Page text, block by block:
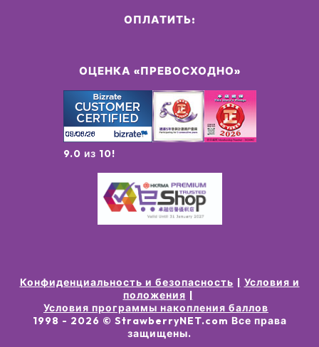
ОЦЕНКА «ПРЕВОСХОДНО»
9.0 из 10!
ОПЛАТИТЬ:
Конфиденциальность и безопасность
Условия и
положения
Условия программы накопления баллов
1998 - 2026 © StrawberryNET.com Все права
защищены.